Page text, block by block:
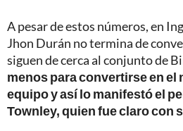
A pesar de estos números, en
Jhon Durán no termina de
siguen de cerca al conjunto de
menos para convertirse en el
equipo y así lo manifestó el
Townley, quien fue claro con